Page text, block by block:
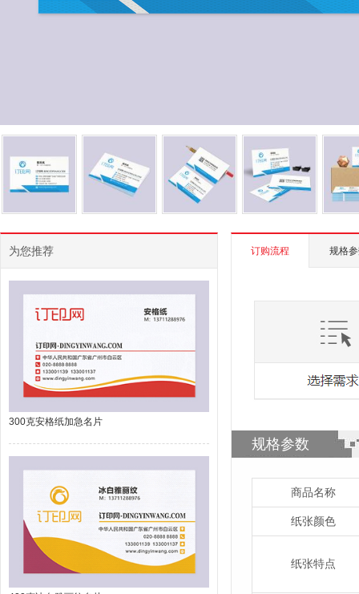
为您推荐
300克安格纸加急名片
订购流程 规格
规格参数
商品名称
纸张颜色
纸张特点